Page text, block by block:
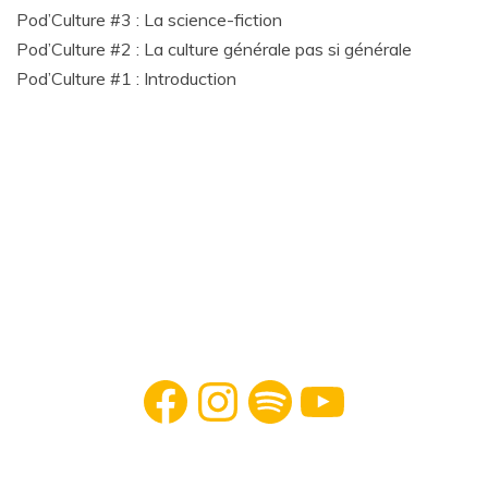
Pod’Culture #3 : La science-fiction
Pod’Culture #2 : La culture générale pas si générale
Pod’Culture #1 : Introduction
Facebook InstagramSpotify YouTube